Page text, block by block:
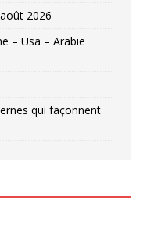
2026
– Usa – Arabie
qui façonnent